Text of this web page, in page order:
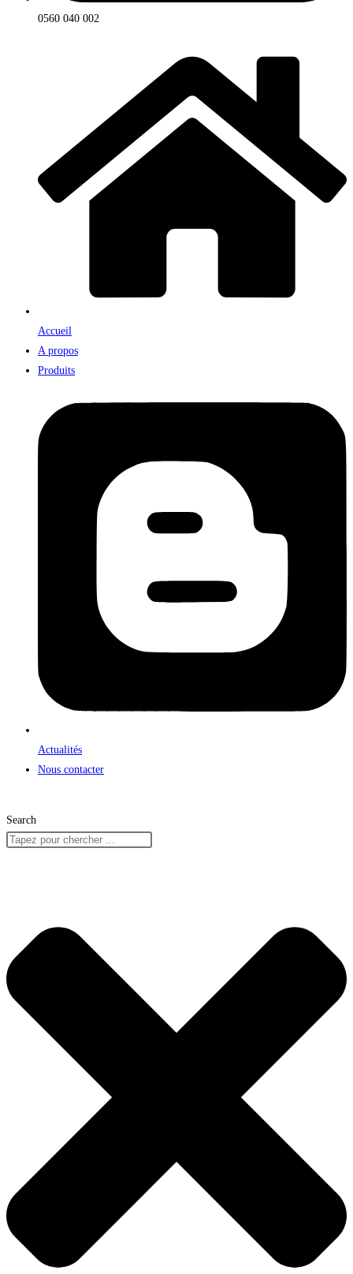
0560 040 002
Accueil
A propos
Produits
Actualités
Nous contacter
Search